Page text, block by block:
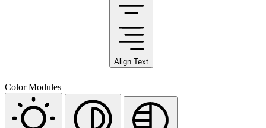
Align Text
Color Modules